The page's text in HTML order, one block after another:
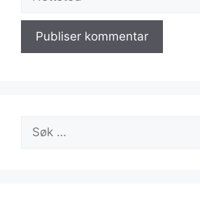
Søk
etter: